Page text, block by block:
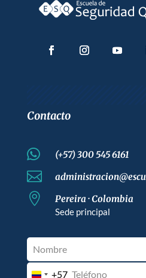
Contacto
 (+57) 300 545 6161

 Pereira · Colombia
Sede principal
+57